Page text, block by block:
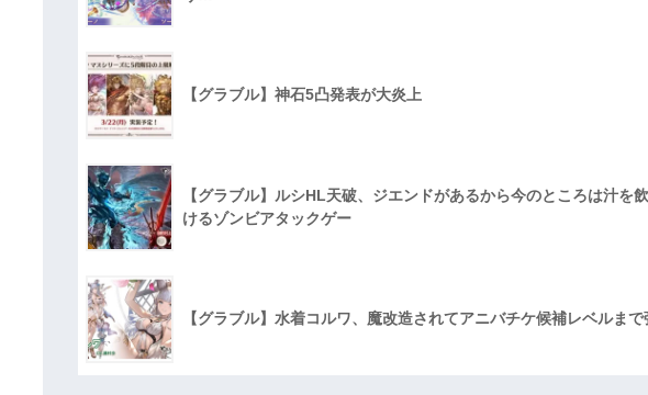
【グラブル】神石5凸発表が大炎上
【グラブル】ルシHL天破、ジエンドがあるから今のところは汁を
けるゾンビアタックゲー
【グラブル】水着コルワ、魔改造されてアニバチケ候補レベルまで